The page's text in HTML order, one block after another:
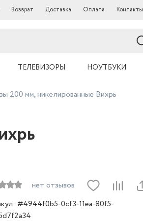
Возврат Доставка Оплата Контакты
ТЕЛЕВИЗОРЫ НОУТБУКИ
200 мм, никелированные Вихрь
нет отзывов
#4944f0b5-0cf3-11ea-80f5-